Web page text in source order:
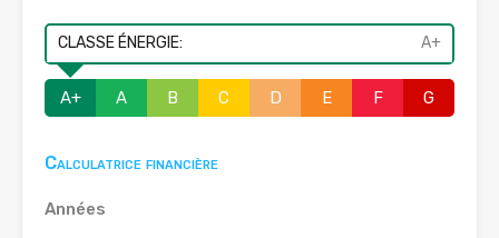
CLASSE ÉNERGIE: A+
A+ A B C D E F G
Calculatrice financière
Années